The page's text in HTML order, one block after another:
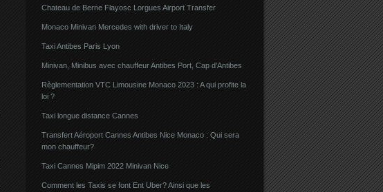
Chateau de Berne Flayosc Lorgues Airport Transfer
Monaco Minivan Mercedes with driver to Italy
Taxi Antibes Paris Lyon
Minivan, Minibus avec chauffeur Antibes Port, Cap d’Antibes
Règlementation VTC Limousine Monaco 2023 : A qui profite la
loi ?
Taxi longue distance Cannes
Transfert Aéroport Cannes Antibes Nice Monaco : Qui sera
mon chauffeur?
Taxi Cannes Mipim 2022 Minivan Nice
Comment les Taxis se font Ent Uber? Ainsi que les